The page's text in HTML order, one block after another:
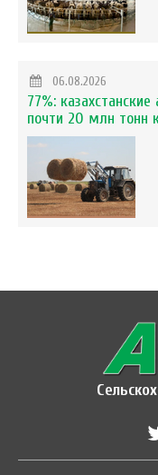
06.08.2026
77%:
почти 20 млн тонн